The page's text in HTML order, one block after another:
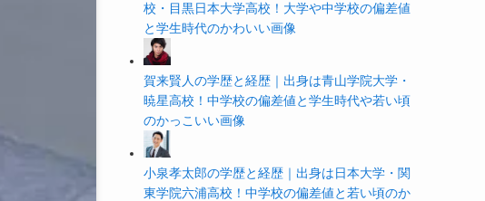
校・目黒日本大学高校！大学や中学校の偏差値
と学生時代のかわいい画像
賀来賢人の学歴と経歴｜出身は青山学院大学・
暁星高校！中学校の偏差値と学生時代や若い頃
のかっこいい画像
小泉孝太郎の学歴と経歴｜出身は日本大学・関
東学院六浦高校！中学校の偏差値と若い頃のか